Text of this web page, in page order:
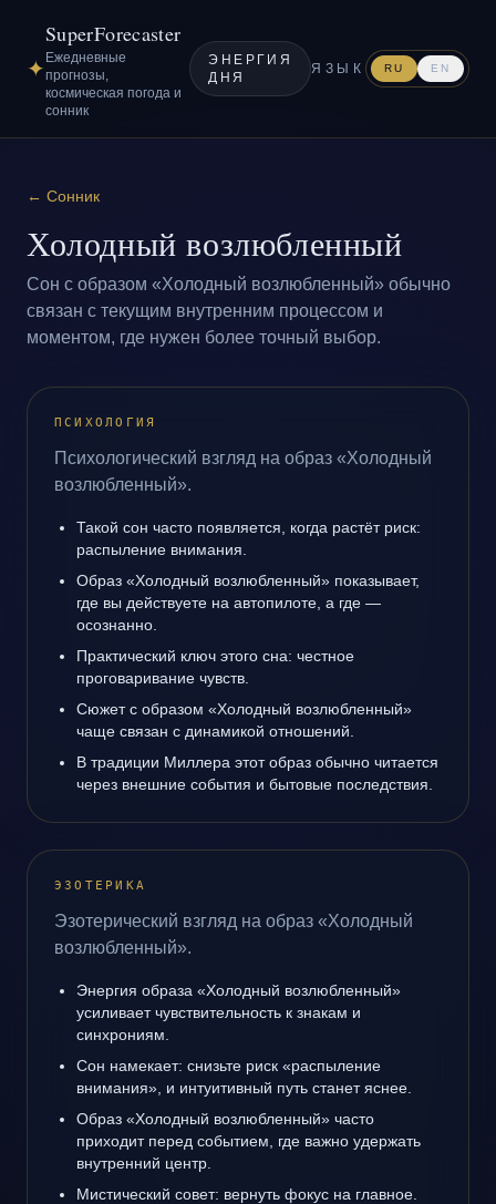
✦
SuperForecaster
Ежедневные
прогнозы,
космическая погода и
сонник
ЭНЕРГИЯ
ДНЯ
ЯЗЫК RU EN
← Сонник
Холодный возлюбленный
Сон с образом «Холодный возлюбленный» обычно
связан с текущим внутренним процессом и
моментом, где нужен более точный выбор.
ПСИХОЛОГИЯ
Психологический взгляд на образ «Холодный
возлюбленный».
Такой сон часто появляется, когда растёт риск:
распыление внимания.
Образ «Холодный возлюбленный» показывает,
где вы действуете на автопилоте, а где —
осознанно.
Практический ключ этого сна: честное
проговаривание чувств.
Сюжет с образом «Холодный возлюбленный»
чаще связан с динамикой отношений.
В традиции Миллера этот образ обычно читается
через внешние события и бытовые последствия.
ЭЗОТЕРИКА
Эзотерический взгляд на образ «Холодный
возлюбленный».
Энергия образа «Холодный возлюбленный»
усиливает чувствительность к знакам и
синхрониям.
Сон намекает: снизьте риск «распыление
внимания», и интуитивный путь станет яснее.
Образ «Холодный возлюбленный» часто
приходит перед событием, где важно удержать
внутренний центр.
Мистический совет: вернуть фокус на главное.